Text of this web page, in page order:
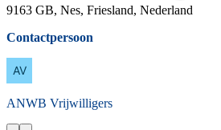
9163 GB, Nes, Friesland, Nederland
Contactpersoon
ANWB Vrijwilligers